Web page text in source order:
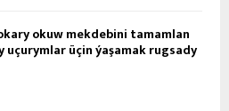
okuw mekdebini tamamlan
uçurymlar üçin ýaşamak rugsady